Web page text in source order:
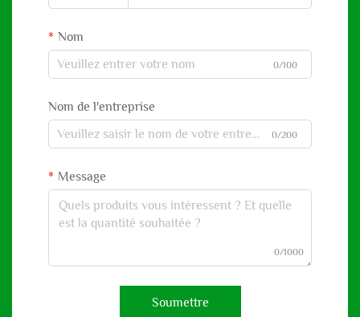
Nom
0/100
Nom de l'entreprise
0/200
Message
0/1000
Soumettre